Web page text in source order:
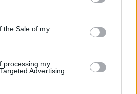
Google and its third-party tags to
specified purposes in below Google
the Sale of my
processing my
Advertising.
Kft?
tavalyi jelentése szerint
Bankhoz köthető
jelentős részénél
kapták a megbízásokat: a